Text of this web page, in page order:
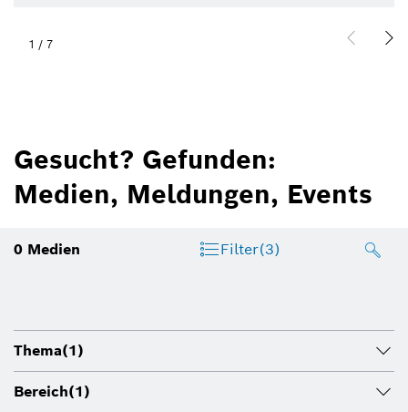
1 / 7
Gesucht? Gefunden:
Medien, Meldungen, Events
0 Medien Filter(3)
Thema(1)
Bereich(1)